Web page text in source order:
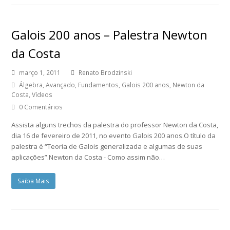
Galois 200 anos – Palestra Newton
da Costa
março 1, 2011
Renato Brodzinski
Álgebra,Avançado, Fundamentos, Galois 200 anos, Newton da
Costa,Vídeos
0 Comentários
Assista alguns trechos da palestra do professor Newton da Costa,
dia 16 de fevereiro de 2011, no evento Galois 200 anos.O título da
palestra é “Teoria de Galois generalizada e algumas de suas
aplicações”.Newton da Costa - Como assim não…
Saiba Mais